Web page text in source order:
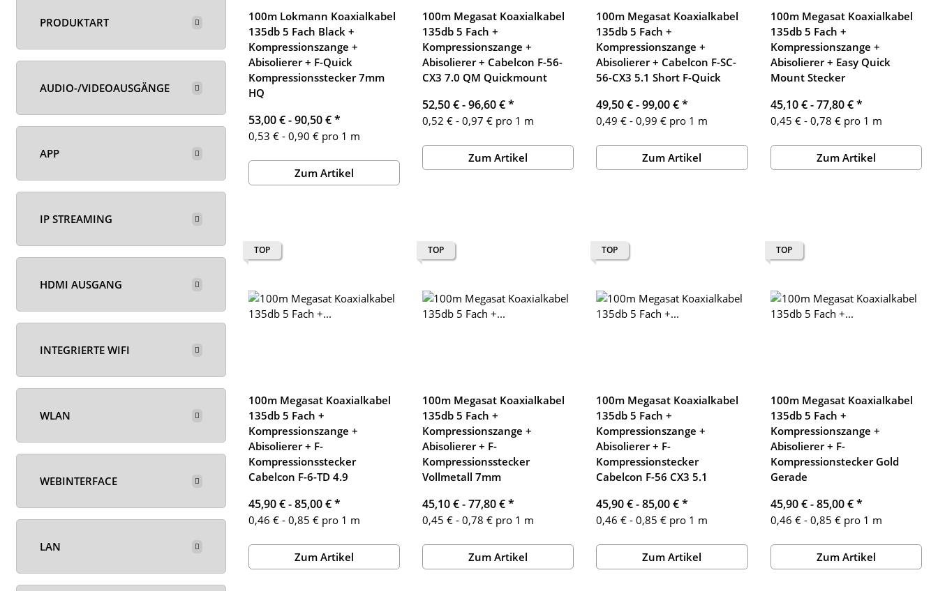
100m Lokmann Koaxialkabel
135db 5 Fach Black +
Kompressionszange +
Abisolierer + F-Quick
Kompressionsstecker 7mm
HQ
53,00 € -90,50 €*
0,53 € - 0,90 € pro 1 m
Zum Artikel
100m Megasat Koaxialkabel
135db 5 Fach +
Kompressionszange +
Abisolierer + Cabelcon F-56-
CX3 7.0 QM Quickmount
52,50 € -96,60 €*
0,52 € - 0,97 € pro 1 m
Zum Artikel
100m Megasat Koaxialkabel
135db 5 Fach +
Kompressionszange +
Abisolierer + Cabelcon F-SC-
56-CX3 5.1 Short F-Quick
49,50 € -99,00 €*
0,49 € - 0,99 € pro 1 m
Zum Artikel
100m Megasat Koaxialkabel
135db 5 Fach +
Kompressionszange +
Abisolierer + Easy Quick
Mount Stecker
45,10 € -77,80 €*
0,45 € - 0,78 € pro 1 m
Zum Artikel
TOP
100m Megasat Koaxialkabel
135db 5 Fach +
Kompressionszange +
Abisolierer + F-
Kompressionsstecker
Cabelcon F-6-TD 4.9
45,90 € -85,00 €*
0,46 € - 0,85 € pro 1 m
Zum Artikel
TOP
100m Megasat Koaxialkabel
135db 5 Fach +
Kompressionszange +
Abisolierer + F-
Kompressionsstecker
Vollmetall 7mm
45,10 € -77,80 €*
0,45 € - 0,78 € pro 1 m
Zum Artikel
TOP
100m Megasat Koaxialkabel
135db 5 Fach +
Kompressionszange +
Abisolierer + F-
Kompressionstecker
Cabelcon F-56 CX3 5.1
45,90 € -85,00 €*
0,46 € - 0,85 € pro 1 m
Zum Artikel
TOP
100m Megasat Koaxialkabel
135db 5 Fach +
Kompressionszange +
Abisolierer + F-
Kompressionstecker Gold
Gerade
45,90 € -85,00 €*
0,46 € - 0,85 € pro 1 m
Zum Artikel
PRODUKTART
AUDIO-/VIDEOAUSGÄNGE
APP
IP STREAMING
HDMI AUSGANG
INTEGRIERTE WIFI
WLAN
WEBINTERFACE
LAN